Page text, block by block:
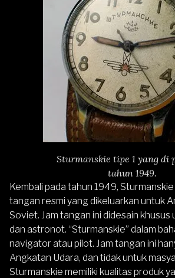
Sturmanskie tipe 1 yang di
tahun 1949.
Kembali pada tahun 1949,
tangan resmi yang dikeluarkan untuk
Soviet. Jam tangan ini didesain khusus
dan astronot. “Sturmanskie” dalam
navigator atau pilot. Jam tangan ini
Angkatan Udara, dan tidak untuk
Sturmanskie memiliki kualitas produk